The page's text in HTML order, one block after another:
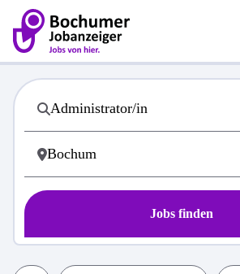
Jobs finden